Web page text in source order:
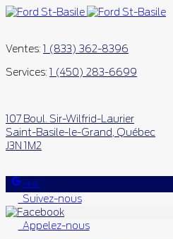
Ventes: 1 (833) 362-8396
Services: 1 (450) 283-6699
107 Boul. Sir-Wilfrid-Laurier
Saint-Basile-le-Grand Québec
J3N 1M2
4.4
Suivez-nous
Appelez-nous